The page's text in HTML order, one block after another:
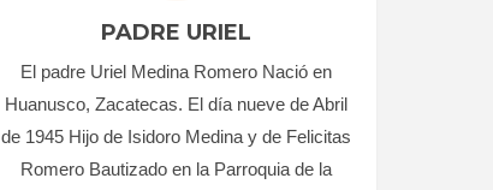
PADRE URIEL
El padre Uriel Medina Romero Nació en
Huanusco, Zacatecas. El día nueve de Abril
de 1945 Hijo de Isidoro Medina y de Felicitas
Romero Bautizado en la Parroquia de la